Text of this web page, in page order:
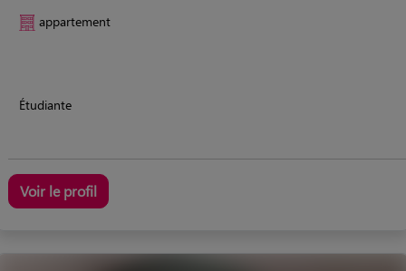
appartement
Étudiante
Voir le profil